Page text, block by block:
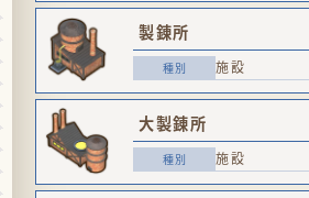
製錬所
施設
大製錬所
施設